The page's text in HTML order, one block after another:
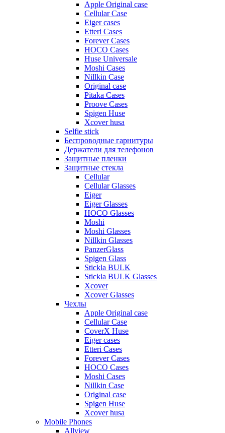
Apple Original case
Cellular Case
Eiger cases
Etteri Cases
Forever Cases
HOCO Cases
Huse Universale
Moshi Cases
Nillkin Case
Original case
Pitaka Cases
Proove Cases
Spigen Huse
Xcover husa
Selfie stick
Беспроводные гарнитуры
Держатели для телефонов
Защитные пленки
Защитные стекла
Cellular
Cellular Glasses
Eiger
Eiger Glasses
HOCO Glasses
Moshi
Moshi Glasses
Nillkin Glasses
PanzerGlass
Spigen Glass
Stickla BULK
Stickla BULK Glasses
Xcover
Xcover Glasses
Чехлы
Apple Original case
Cellular Case
CoverX Huse
Eiger cases
Etteri Cases
Forever Cases
HOCO Cases
Moshi Cases
Nillkin Case
Original case
Spigen Huse
Xcover husa
Mobile Phones
Allview